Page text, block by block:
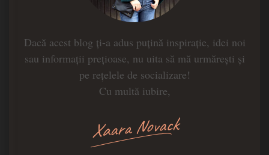
Dacă acest blog ți-a adus puțină inspirație, idei noi
sau informații prețioase, nu uita să mă urmărești și
pe rețelele de socializare!
Cu multă iubire,
Xaara Novack